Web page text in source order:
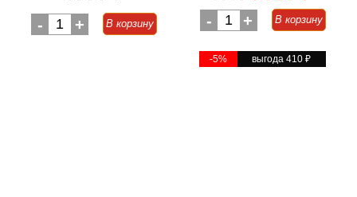
- 1 + В корзину - 1 + В корзину
-5% выгода 410₽